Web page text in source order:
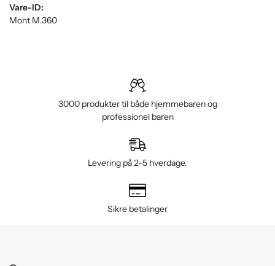
Vare-ID:
Mont M.360
3000 produkter til både hjemmebaren og
professionel baren
Levering på 2–5 hverdage.
Sikre betalinger